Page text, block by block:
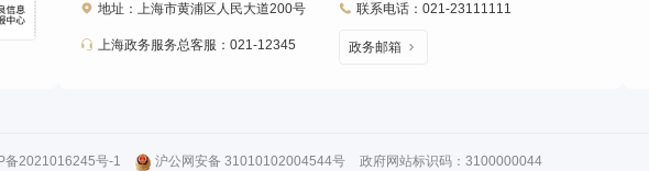
地址：上海市黄浦区人民大道200号
上海政务服务总客服：021-12345
联系电话：021-23111111
政务邮箱
备2021016245号-1 沪公网安备 31010102004544号 政府网站标识码：3100000044